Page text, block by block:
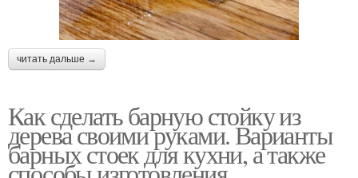
читать дальше →
Как сделать барную стойку из
дерева своими руками. Варианты
барных стоек для кухни, а также